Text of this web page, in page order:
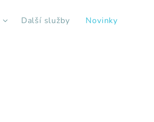
Další služby Novinky